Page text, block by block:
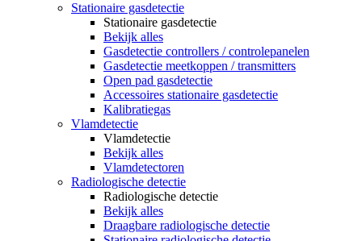
Stationaire gasdetectie
Stationaire gasdetectie
Bekijk alles
Gasdetectie controllers / controlepanelen
Gasdetectie meetkoppen / transmitters
Open pad gasdetectie
Accessoires stationaire gasdetectie
Kalibratiegas
Vlamdetectie
Vlamdetectie
Bekijk alles
Vlamdetectoren
Radiologische detectie
Radiologische detectie
Bekijk alles
Draagbare radiologische detectie